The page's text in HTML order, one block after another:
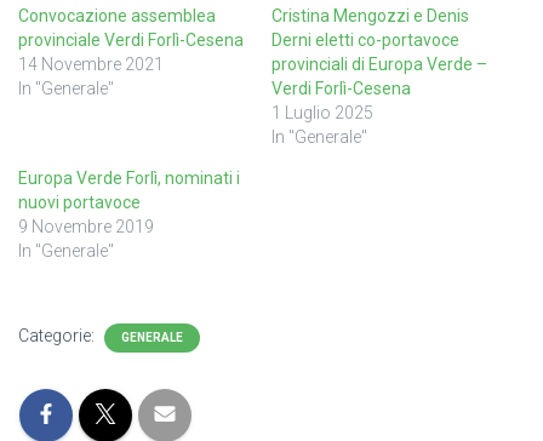
Convocazione assemblea
provinciale Verdi Forlì-Cesena
14 Novembre 2021
In "Generale"
Cristina Mengozzi e Denis
Derni eletti co-portavoce
provinciali di Europa Verde –
Verdi Forlì-Cesena
1 Luglio 2025
In "Generale"
Europa Verde Forlì, nominati i
nuovi portavoce
9 Novembre 2019
In "Generale"
Categorie: GENERALE